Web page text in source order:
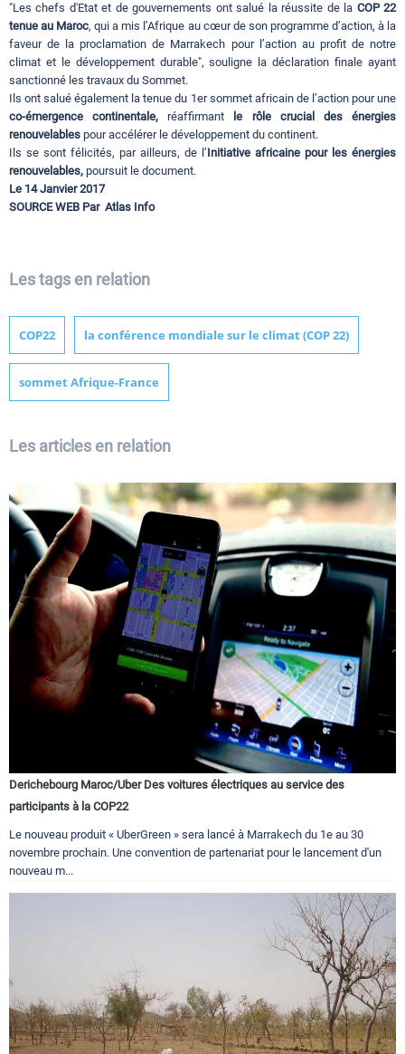
"Les chefs d'Etat et de gouvernements ont salué la réussite de la COP 22
tenue au Maroc, qui a mis l’Afrique au cœur de son programme d’action, à la
faveur de la proclamation de Marrakech pour l’action au profit de notre
climat et le développement durable", souligne la déclaration finale ayant
sanctionné les travaux du Sommet.
Ils ont salué également la tenue du 1er sommet africain de l’action pour une
co-émergence continentale, réaffirmant
le rôle crucial des énergies
renouvelables pour accélérer le développement du continent.
Ils se sont félicités, par ailleurs, de l’Initiative africaine pour les énergies
renouvelables, poursuit le document.
Le 14 Janvier 2017
SOURCE WEB Par Atlas Info
Les tags en relation
COP22 la conférence mondiale sur le climat (COP 22)
sommet Afrique-France
Les articles en relation
Derichebourg Maroc/Uber Des voitures électriques au service des
participants à la COP22
Le nouveau produit « UberGreen » sera lancé à Marrakech du 1e au 30
novembre prochain. Une convention de partenariat pour le lancement d'un
nouveau m...